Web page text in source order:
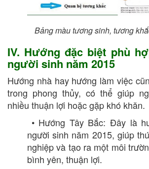
Bảng màu tương sinh, tương
IV. Hướng đặc biệt phù
người sinh năm 2015
Hướng nhà hay hướng làm việc
trong phong thủy, có thể giúp
nhiều thuận lợi hoặc gặp khó khăn.
• Hướng Tây Bắc: Đây là
người sinh năm 2015, giúp
nghiệp và tạo ra một môi
bình yên, thuận lợi.